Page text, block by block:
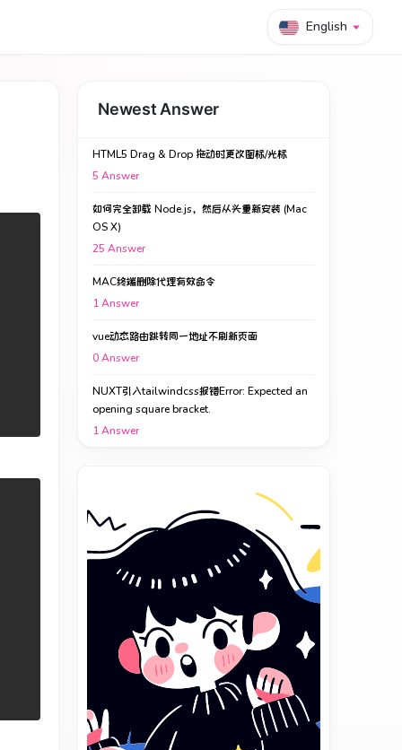
English
Newest Answer
HTML5 Drag & Drop 拖动时更改图标/光标
5 Answer
如何完全卸载 Node.js，然后从头重新安装 (Mac
OS X)
25 Answer
MAC终端删除代理有效命令
1Answer
vue动态路由跳转同一地址不刷新页面
0Answer
NUXT引入tailwindcss报错Error: Expected an
opening square bracket.
1Answer